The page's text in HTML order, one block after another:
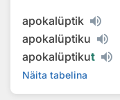
apokalüptik
apokalüptiku
apokalüptikut
Näita tabelina